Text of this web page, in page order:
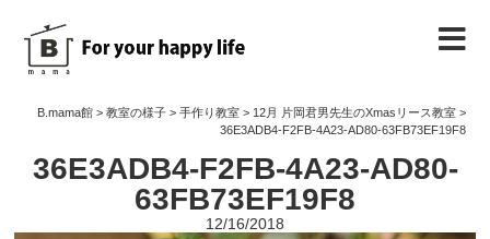
B.mama館> 教室の様子> 手作り教室> 12月 片岡君男先生のXmasリース教室>
36E3ADB4-F2FB-4A23-AD80-63FB73EF19F8
36E3ADB4-F2FB-4A23-AD80-
63FB73EF19F8
12/16/2018
教室のご案内
教室を予約する